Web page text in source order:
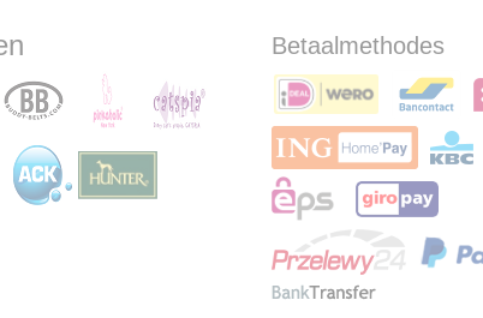
Betaalmethodes